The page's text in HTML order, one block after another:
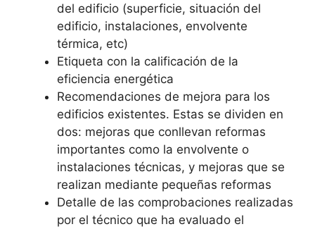
del edificio (superficie, situación del
edificio, instalaciones, envolvente
térmica, etc)
Etiqueta con la calificación de la
eficiencia energética
Recomendaciones de mejora para los
edificios existentes. Estas se dividen en
dos: mejoras que conllevan reformas
importantes como la envolvente o
instalaciones técnicas, y mejoras que se
realizan mediante pequeñas reformas
Detalle de las comprobaciones realizadas
por el técnico que ha evaluado el